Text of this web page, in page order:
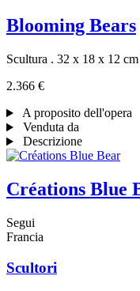
Blooming Bears
Scultura . 32 x 18 x 12 cm
2.366 €
A proposito dell'opera
Venduta da
Descrizione
Créations Blue
Segui
Francia
Scultori